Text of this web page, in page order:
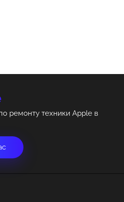
нашего сервиса
по результатам которой
гарантий.
ремонту техники Apple в